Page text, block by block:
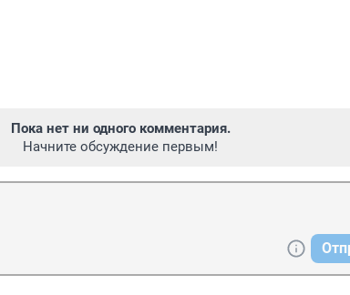
Пока нет ни одного комментария.
Начните обсуждение первым!